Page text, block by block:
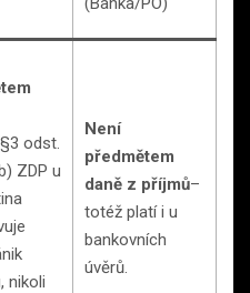
odst.
ZDP u
nikoli
Není
předmětem
daně z příjmů–
totéž platí i u
bankovních
úvěrů.